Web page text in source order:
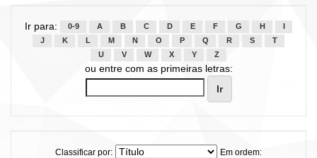
Ir para: 0-9 A B C D E F G H
J
K L M N O P Q R S
T
U
V W X Y Z
ou entre com as primeiras letras:
Classificar por:
Em ordem: